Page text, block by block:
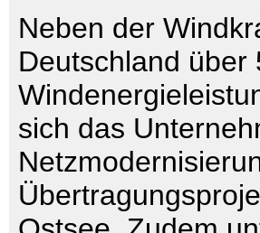
Neben der
Deutschland über
sich das